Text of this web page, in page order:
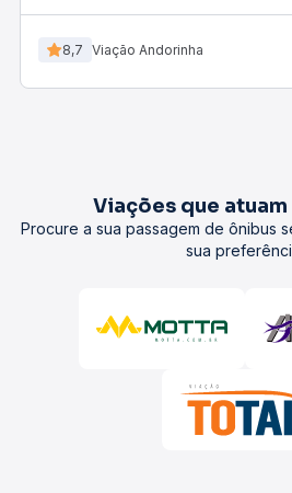
8,7 Viação Andorinha
Viações que
Procure a sua passagem de ônibus
sua